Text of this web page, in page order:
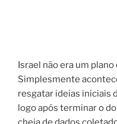
k
Israel não era um
Simplesmente
resgatar ideias iniciais
logo após terminar o